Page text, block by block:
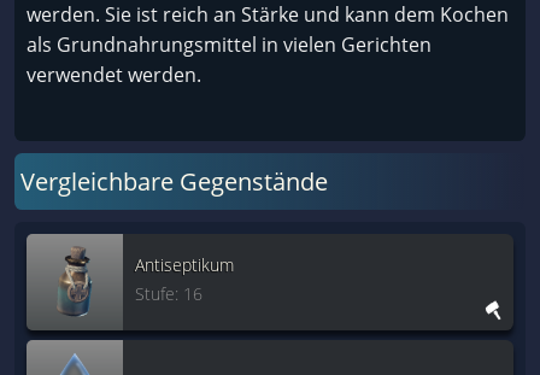
werden. Sie ist reich an Stärke und kann dem Kochen
als Grundnahrungsmittel in vielen Gerichten
verwendet werden.
Vergleichbare Gegenstände
Antiseptikum
Stufe: 16